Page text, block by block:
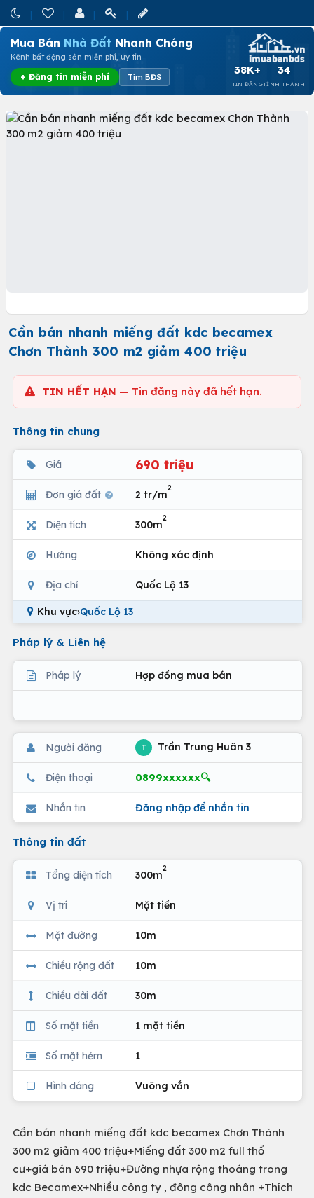
Mua Bán Nhà Đất Nhanh Chóng
Kênh bất động sản miễn phí, uy tín
+ Đăng tin miễn phí Tìm BĐS
38K+
TIN ĐĂNG
34
TỈNH THÀNH
Cần bán nhanh miếng đất kdc becamex
Chơn Thành 300 m2 giảm 400 triệu
TIN HẾT HẠN — Tin đăng này đã hết hạn.
Thông tin chung
Giá 690 triệu
Đơn giá đất 2 tr/m
2
Diện tích 300m
2
Hướng Không xác định
Địa chỉ Quốc Lộ 13
Khu vực›Quốc Lộ 13
Pháp lý & Liên hệ
Pháp lý Hợp đồng mua bán
Người đăng T Trần Trung Huân 3
Điện thoại 0899xxxxxx🔍
Nhắn tin Đăng nhập để nhắn tin
Thông tin đất
Tổng diện tích 300m
2
Vị trí Mặt tiền
Mặt đường 10m
Chiều rộng đất 10m
Chiều dài đất 30m
Số mặt tiền 1 mặt tiền
Số mặt hẻm 1
Hình dáng Vuông vắn
Cần bán nhanh miếng đất kdc becamex Chơn Thành
300 m2 giảm 400 triệu+Miếng đất 300 m2 full thổ
cư+giá bán 690 triệu+Đường nhựa rộng thoáng trong
kdc Becamex+Nhiều công ty , đông công nhân +Thích